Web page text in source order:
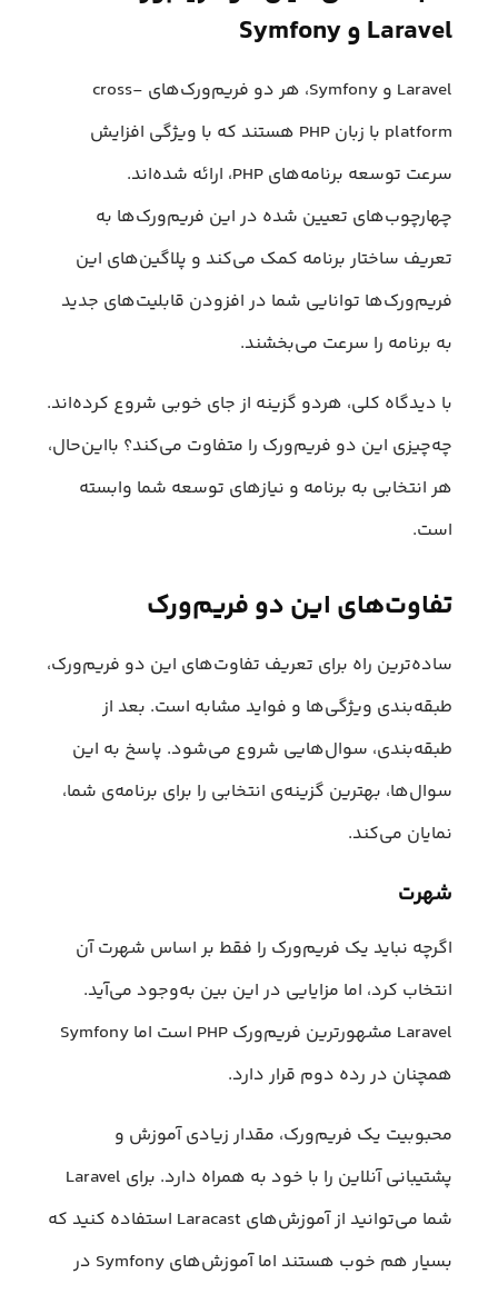
Laravel و Symfony
Laravel و Symfony، هر دو فریم‌ورک‌های cross-
platform با زبان PHP هستند که با ویژگی افزایش
سرعت توسعه برنامه‌های PHP، ارائه شده‌اند.
چهارچوب‌های تعیین شده در این فریم‌ورک‌ها به
تعریف ساختار برنامه کمک می‌کند و پلاگین‌های این
فریم‌ورک‌ها توانایی شما در افزودن قابلیت‌های جدید
به برنامه را سرعت می‌بخشند.
با دیدگاه کلی، هردو گزینه از جای خوبی شروع کرده‌اند.
چه‌چیزی این دو فریم‌ورک را متفاوت می‌کند؟ با‌این‌حال،
هر انتخابی به برنامه و نیازهای توسعه شما وابسته
است.
تفاوت‌های این دو فریم‌ورک
ساده‌ترین راه برای تعریف تفاوت‌های این دو فریم‌ورک،
طبقه‌بندی ویژگی‌ها و فواید مشابه است. بعد از
طبقه‌بندی، سوال‌هایی شروع می‌شود. پاسخ به این
سوال‌ها، بهترین گزینه‌ی انتخابی را برای برنامه‌ی شما،
نمایان می‌کند.
شهرت
اگرچه نباید یک فریم‌ورک را فقط بر اساس شهرت آن
انتخاب کرد، اما مزایایی در این بین به‌وجود می‌آید.
Laravel مشهورترین فریم‌ورک PHP است اما Symfony
همچنان در رده دوم قرار دارد.
محبوبیت یک فریم‌ورک، مقدار زیادی آموزش و
پشتیبانی آنلاین را با خود به همراه دارد. برای Laravel
شما می‌توانید از آموزش‌های Laracast استفاده کنید که
بسیار هم خوب هستند اما آموزش‌های Symfony در